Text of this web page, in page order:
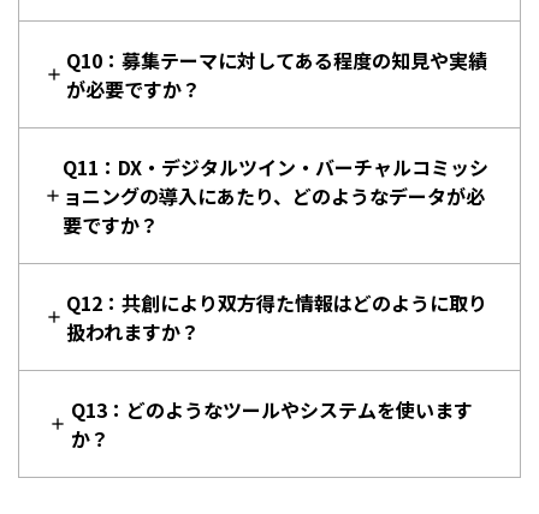
Q10：募集テーマに対してある程度の知見や実績
が必要ですか？
Q11：DX・デジタルツイン・バーチャルコミッシ
ョニングの導入にあたり、どのようなデータが必
要ですか？
Q12：共創により双方得た情報はどのように取り
扱われますか？
Q13：どのようなツールやシステムを使います
か？